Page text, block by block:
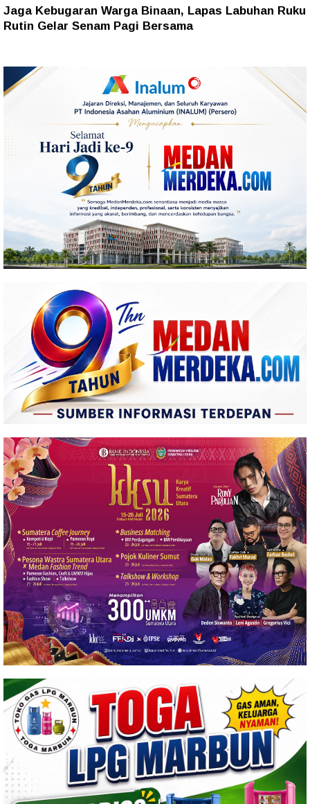
Jaga Kebugaran Warga Binaan, Lapas Labuhan Ruku
Rutin Gelar Senam Pagi Bersama